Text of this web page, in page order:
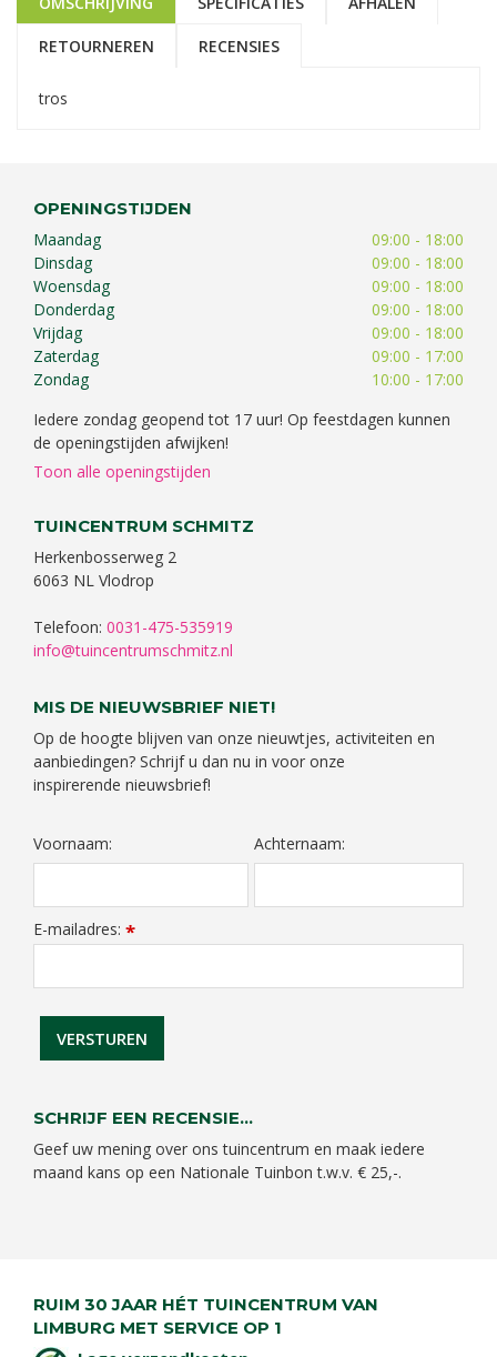
RETOURNEREN RECENSIES
tros
OPENINGSTIJDEN
Maandag
09:00 - 18:00
Dinsdag
09:00 - 18:00
Woensdag
09:00 - 18:00
Donderdag
09:00 - 18:00
Vrijdag
09:00 - 18:00
Zaterdag
09:00 - 17:00
Zondag
10:00 - 17:00
Iedere zondag geopend tot 17 uur! Op feestdagen kunnen
de openingstijden afwijken!
Toon alle openingstijden
TUINCENTRUM SCHMITZ
Herkenbosserweg 2
6063 NL Vlodrop
Telefoon: 0031-475-535919
info@tuincentrumschmitz.nl
MIS DE NIEUWSBRIEF NIET!
Op de hoogte blijven van onze nieuwtjes, activiteiten en
aanbiedingen? Schrijf u dan nu in voor onze
inspirerende nieuwsbrief!
Voornaam: Achternaam:
E-mailadres: *
SCHRIJF EEN RECENSIE...
Geef uw mening over ons tuincentrum en maak iedere
maand kans op een Nationale Tuinbon t.w.v. € 25,-.
RUIM 30 JAAR HÉT TUINCENTRUM VAN
LIMBURG MET SERVICE OP 1